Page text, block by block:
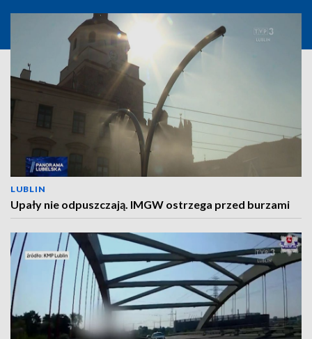
LUBLIN
Upały nie odpuszczają. IMGW ostrzega przed burzami